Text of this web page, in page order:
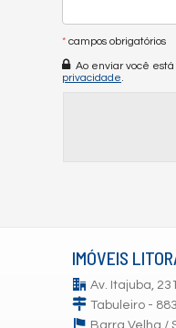
* campos obrigatórios
Ao enviar você está
privacidade
IMÓVEIS
Av. Itajuba,
Tabuleiro -
Barra Velha /